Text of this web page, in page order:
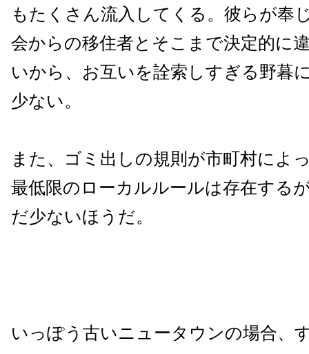
もたくさん流入してくる。彼らが奉
会からの移住者とそこまで決定的に
いから、お互いを詮索しすぎる野暮
少ない。
また、ゴミ出しの規則が市町村によ
最低限のローカルルールは存在する
だ少ないほうだ。
いっぽう古いニュータウンの場合、